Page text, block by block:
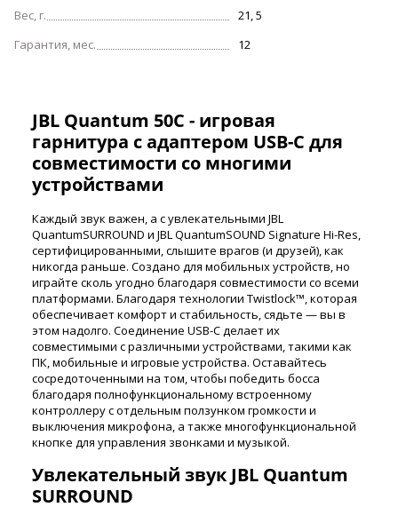
Вес, г.
21, 5
Гарантия, мес.
12
JBL Quantum 50С - игровая
гарнитура с адаптером USB-C для
совместимости со многими
устройствами
Каждый звук важен, а с увлекательными JBL
QuantumSURROUND и JBL QuantumSOUND Signature Hi-Res,
сертифицированными, слышите врагов (и друзей), как
никогда раньше. Создано для мобильных устройств, но
играйте сколь угодно благодаря совместимости со всеми
платформами. Благодаря технологии Twistlock™, которая
обеспечивает комфорт и стабильность, сядьте — вы в
этом надолго. Соединение USB-C делает их
совместимыми с различными устройствами, такими как
ПК, мобильные и игровые устройства. Оставайтесь
сосредоточенными на том, чтобы победить босса
благодаря полнофункциональному встроенному
контроллеру с отдельным ползунком громкости и
выключения микрофона, а также многофункциональной
кнопке для управления звонками и музыкой.
Увлекательный звук JBL Quantum
SURROUND